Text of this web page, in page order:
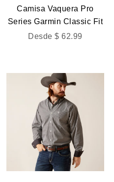
Camisa Vaquera Pro
Series Garmin Classic Fit
Precio de oferta
Desde $ 62.99